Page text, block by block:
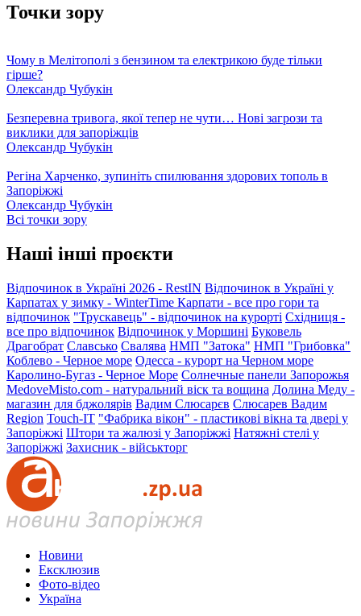
Точки зору
Чому в Мелітополі з бензином та електрикою буде тільки
гірше?
Олександр Чубукін
Безперевна тривога, якої тепер не чути… Нові загрози та
виклики для запоріжців
Олександр Чубукін
Регіна Харченко, зупиніть спилювання здорових тополь в
Запоріжжі
Олександр Чубукін
Всі точки зору
Наші інші проєкти
Відпочинок в Україні 2026 - RestIN Відпочинок в Україні у
Карпатах у зимку - WinterTime Карпати - все про гори та
відпочинок "Трускавець" - відпочинок на курорті Східниця -
все про відпочинок Відпочинок у Моршині Буковель
Драгобрат Славсько Свалява НМП "Затока" НМП "Грибовка"
Коблево - Черное море Одесса - курорт на Черном море
Каролино-Бугаз - Черное Море Солнечные панели Запорожья
MedoveMisto.com - натуральний віск та вощина Долина Меду -
магазин для бджолярів Вадим Слюсарєв Слюсарев Вадим
Region Touch-IT "Фабрика вікон" - пластикові вікна та двері у
Запоріжжі Штори та жалюзі у Запоріжжі Натяжні стелі у
Запоріжжі Захисник - військторг
Новини
Ексклюзив
Фото-відео
Україна